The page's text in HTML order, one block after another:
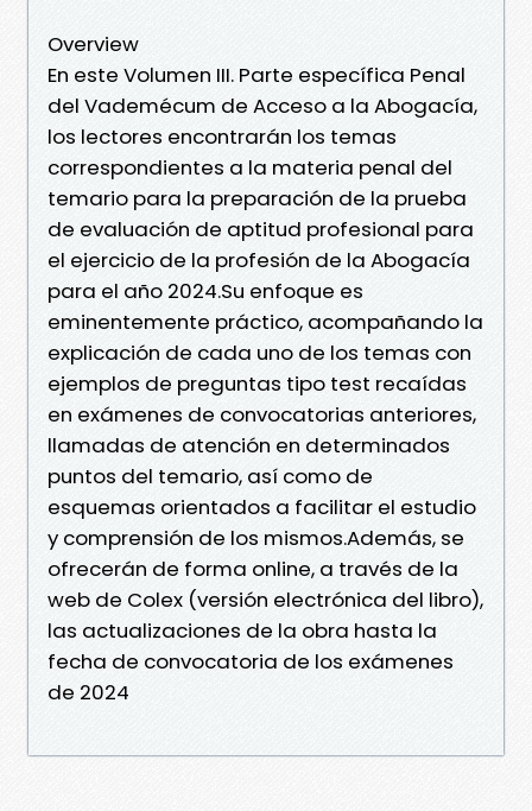
Overview
En este Volumen III. Parte específica Penal
del Vademécum de Acceso a la Abogacía,
los lectores encontrarán los temas
correspondientes a la materia penal del
temario para la preparación de la prueba
de evaluación de aptitud profesional para
el ejercicio de la profesión de la Abogacía
para el año 2024.Su enfoque es
eminentemente práctico, acompañando la
explicación de cada uno de los temas con
ejemplos de preguntas tipo test recaídas
en exámenes de convocatorias anteriores,
llamadas de atención en determinados
puntos del temario, así como de
esquemas orientados a facilitar el estudio
y comprensión de los mismos.Además, se
ofrecerán de forma online, a través de la
web de Colex (versión electrónica del libro),
las actualizaciones de la obra hasta la
fecha de convocatoria de los exámenes
de 2024